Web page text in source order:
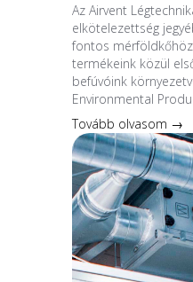
Az Airvent
elkötelezettség
fontos
termékeink közül
befúvóink
Environmental
Tovább olvasom →